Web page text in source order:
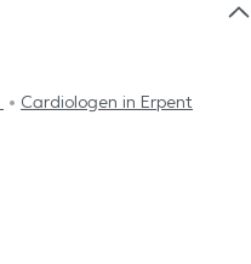
Cardiologen in Erpent